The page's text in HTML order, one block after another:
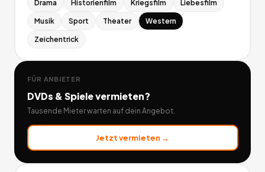
Drama Historienfilm Kriegsfilm Liebesfilm
Musik Sport Theater Western
Zeichentrick
FÜR ANBIETER
DVDs & Spielevermieten?
Tausende Mieter warten auf dein Angebot.
Jetzt vermieten →